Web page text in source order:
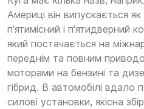
Америці він випускається
п'ятимісний і п'ятидверний
який постачається на
переднім та повним
моторами на бензині та
гібрид. В автомобілі вдало
силові установки, якісна